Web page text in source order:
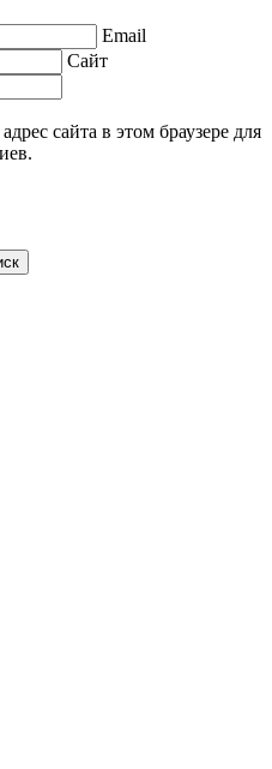
Email
Сайт
сайта в этом браузере для